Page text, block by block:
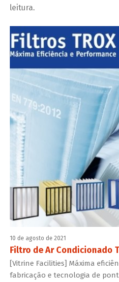
leitura.
10 de agosto de 2021
Filtro de Ar Condicionado
[Vitrine Facilities] Máxima
fabricação e tecnologia de